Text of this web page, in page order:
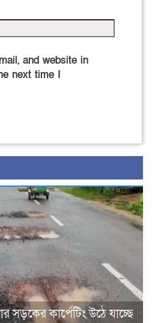
and website in
next time I
সড়কের কার্পেটিং উঠে যাচ্ছে